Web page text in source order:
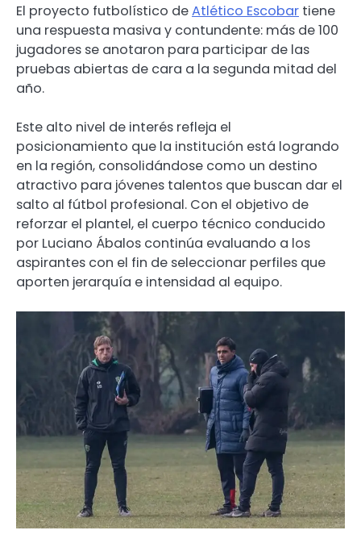
El proyecto futbolístico deAtlético Escobar tiene
una respuesta masiva y contundente: más de 100
jugadores se anotaron para participar de las
pruebas abiertas de cara a la segunda mitad del
año.
Este alto nivel de interés refleja el
posicionamiento que la institución está logrando
en la región, consolidándose como un destino
atractivo para jóvenes talentos que buscan dar el
salto al fútbol profesional. Con el objetivo de
reforzar el plantel, el cuerpo técnico conducido
por Luciano Ábalos continúa evaluando a los
aspirantes con el fin de seleccionar perfiles que
aporten jerarquía e intensidad al equipo.